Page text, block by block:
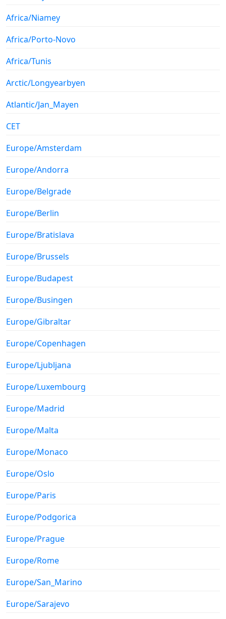
Africa/Niamey
Africa/Porto-Novo
Africa/Tunis
Arctic/Longyearbyen
Atlantic/Jan_Mayen
CET
Europe/Amsterdam
Europe/Andorra
Europe/Belgrade
Europe/Berlin
Europe/Bratislava
Europe/Brussels
Europe/Budapest
Europe/Busingen
Europe/Gibraltar
Europe/Copenhagen
Europe/Ljubljana
Europe/Luxembourg
Europe/Madrid
Europe/Malta
Europe/Monaco
Europe/Oslo
Europe/Paris
Europe/Podgorica
Europe/Prague
Europe/Rome
Europe/San_Marino
Europe/Sarajevo